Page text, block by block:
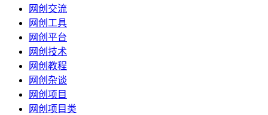
网创交流
网创工具
网创平台
网创技术
网创教程
网创杂谈
网创项目
网创项目类